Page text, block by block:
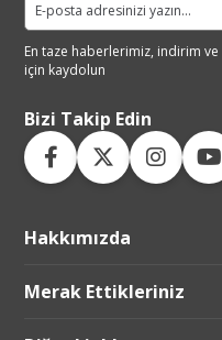
En taze haberlerimiz, indirim ve
için kaydolun
Bizi Takip Edin
Hakkımızda
Merak Ettikleriniz